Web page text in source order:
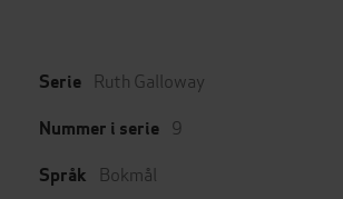
Serie Ruth Galloway
Nummer i serie 9
Språk Bokmål